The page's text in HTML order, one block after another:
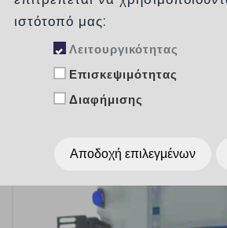
GEBERIT
ιστότοπό μας:
Λειτουργικότητας
Επισκεψιμότητας
Διαφήμισης
Αποδοχή επιλεγμένων